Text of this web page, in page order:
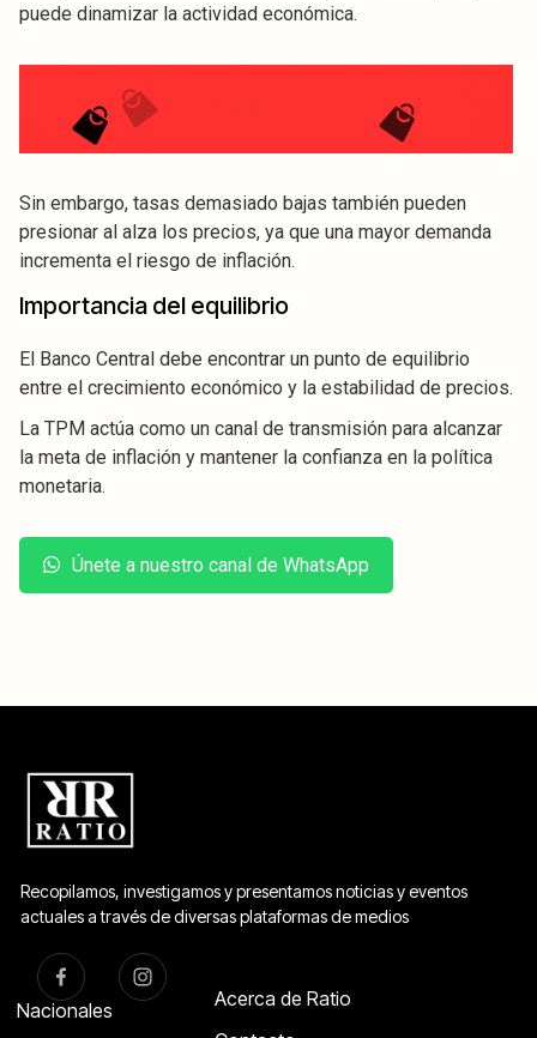
puede dinamizar la actividad económica.
Sin embargo, tasas demasiado bajas también pueden
presionar al alza los precios, ya que una mayor demanda
incrementa el riesgo de inflación.
Importancia del equilibrio
El Banco Central debe encontrar un punto de equilibrio
entre el crecimiento económico y la estabilidad de precios.
La TPM actúa como un canal de transmisión para alcanzar
la meta de inflación y mantener la confianza en la política
monetaria.
Únete a nuestro canal de WhatsApp
Recopilamos, investigamos y presentamos noticias y eventos
actuales a través de diversas plataformas de medios
Nacionales
Acerca de Ratio